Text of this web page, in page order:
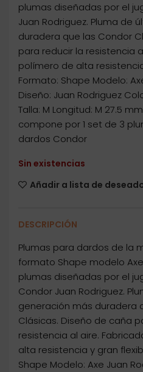
plumas diseñadas por el
Juan Rodriguez. Pluma de
duradera que las Condor
para reducir la resistencia
polímero de alta
Formato: Shape Modelo:
Diseño: Juan Rodriguez
Talla: M Longitud: M 27.5
compone por 1 set de 3
dardos Condor
Sin existencias
Añadir a lista de
DESCRIPCIÓN
Plumas para dardos de la
formato Shape modelo Axe
plumas diseñadas por el
Condor Juan Rodriguez.
generación más duradera
Clásicas. Diseño de caña
resistencia al aire.
alta resistencia y gran
Shape Modelo: Axe Juan